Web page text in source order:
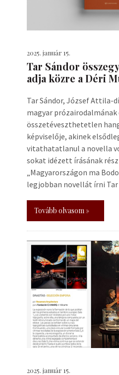
2025. január 15.
Tar Sándor
adja közre a Déri
Tar Sándor, József Attila-
magyar
összetéveszthetetlen
képviselője, akinek
vitathatatlanul a novella
sokat idézett írásának
„Magyarországon ma
legjobban novellát írni Tar
Tovább olvasom »
2025. január 15.